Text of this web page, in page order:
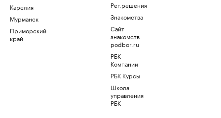
Карелия
Мурманск
Приморский
край
Рег.решения
Знакомства
Сайт
знакомств
podbor.ru
РБК
Компании
РБК Курсы
Школа
управления
РБК